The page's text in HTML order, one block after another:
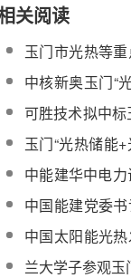
关阅读
玉门市光热等
单
中核新奥玉门“
日实现并网发电
可胜技术拟中
盐储能绿色蒸汽
玉门“光热储能
千瓦光热储能
中能建华中电
热储能项目厂
中国能建党委
能建在光热发
势
中国太阳能光
率与未来发展趋
兰大学子参观